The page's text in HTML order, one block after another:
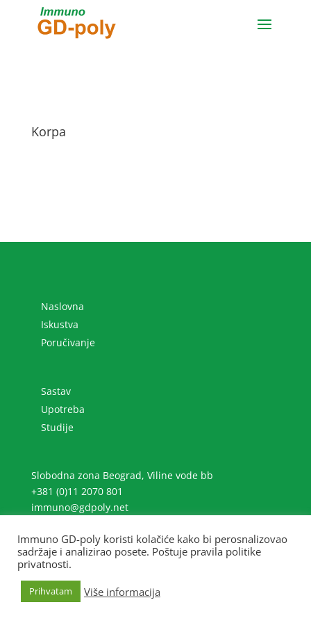
Korpa
Naslovna
Iskustva
Poručivanje
Sastav
Upotreba
Studije
Slobodna zona Beograd, Viline vode bb
+381 (0)11 2070 801
immuno@gdpoly.net
Immuno GD-poly koristi kolačiće kako bi perosnalizovao
sadržaje i analizirao posete. Poštuje pravila politike
privatnosti.
Prihvatam Više informacija